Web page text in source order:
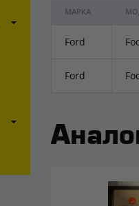
МАРКА
Ford
Ford